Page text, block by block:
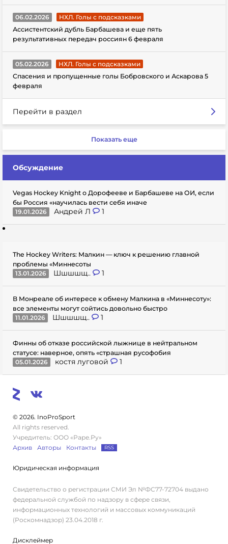
06.02.2026
НХЛ. Голы с подсказками
Ассистентский дубль Барбашева и еще пять
результативных передач россиян 6 февраля
05.02.2026
НХЛ. Голы с подсказками
Спасения и пропущенные голы Бобровского и Аскарова 5
февраля
Перейти в раздел
Показать еще
Обсуждение
Vegas Hockey Knight о Дорофееве и Барбашеве на ОИ, если
бы Россия «научилась вести себя иначе
19.01.2026
Андрей Л 1
The Hockey Writers: Малкин — ключ к решению главной
проблемы «Миннесоты
13.01.2026
Шшшшщ.. 1
В Монреале об интересе к обмену Малкина в «Миннесоту»:
все элементы могут сойтись довольно быстро
11.01.2026
Шшшшщ.. 1
Финны об отказе российской лыжнице в нейтральном
статусе: наверное, опять «страшная русофобия
05.01.2026
костя луговой 1
© 2026. InoProSport
All rights reserved.
Учредитель: ООО «Раре.Ру»
Архив
Авторы Контакты RSS
Юридическая информация
Свидетельство о регистрации СМИ Эл №ФС77-72704 выдано
федеральной службой по надзору в сфере связи,
информационных технологий и массовых коммуникаций
(Роскомнадзор) 23.04.2018 г.
Дисклеймер